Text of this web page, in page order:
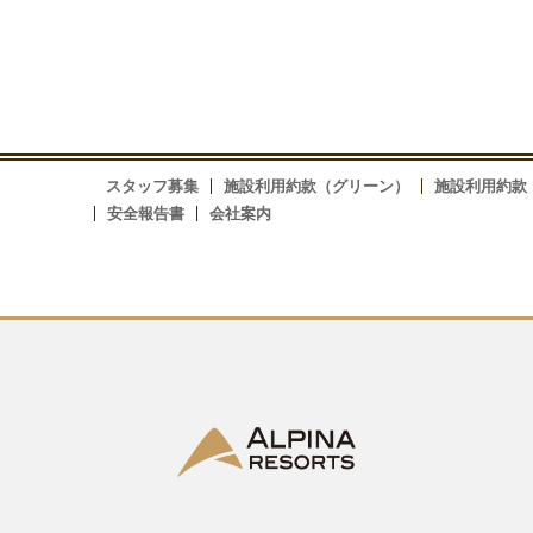
スタッフ募集 施設利用約款（グリーン） 施設利用約款
安全報告書
会社案内